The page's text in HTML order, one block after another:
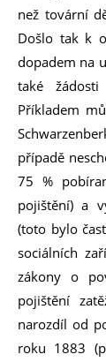
než tovární
Došlo tak k
dopadem na
také
Příkladem
případě
75 %
pojištění) a
(toto bylo
sociálních
zákony o
pojištění
narozdíl od
roku 1883